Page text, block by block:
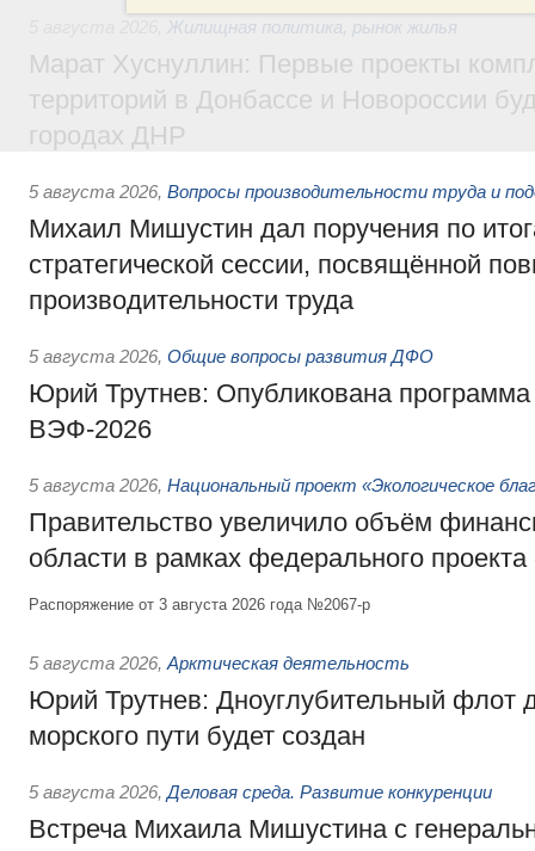
Жилищная политика, рынок жилья
Марат Хуснуллин: Первые проекты
территорий в Донбассе и Новороссии
городах ДНР
5 августа 2026, Вопросы производительности труда и
Михаил Мишустин дал поручения по
стратегической сессии, посвящённой
производительности труда
5 августа 2026, Общие вопросы развития ДФО
Юрий Трутнев: Опубликована
ВЭФ-2026
5 августа 2026, Национальный проект «Экологическое
Правительство увеличило объём
области в рамках федерального
Распоряжение от 3 августа 2026 года №2067-р
5 августа 2026, Арктическая деятельность
Юрий Трутнев: Дноуглубительный флот
морского пути будет создан
5 августа 2026, Деловая среда. Развитие конкуренции
Встреча Михаила Мишустина с